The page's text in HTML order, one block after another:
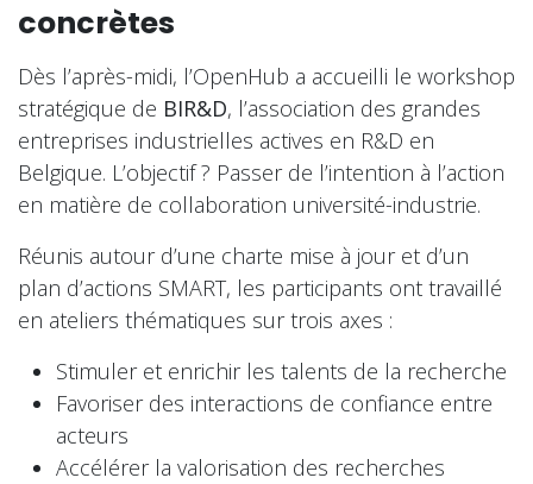
concrètes
Dès l’après-midi, l’OpenHub a accueilli le workshop
stratégique de BIR&D, l’association des grandes
entreprises industrielles actives en R&D en
Belgique. L’objectif ? Passer de l’intention à l’action
en matière de collaboration université-industrie.
Réunis autour d’une charte mise à jour et d’un
plan d’actions SMART, les participants ont travaillé
en ateliers thématiques sur trois axes :
Stimuler et enrichir les talents de la recherche
Favoriser des interactions de confiance entre
acteurs
Accélérer la valorisation des recherches